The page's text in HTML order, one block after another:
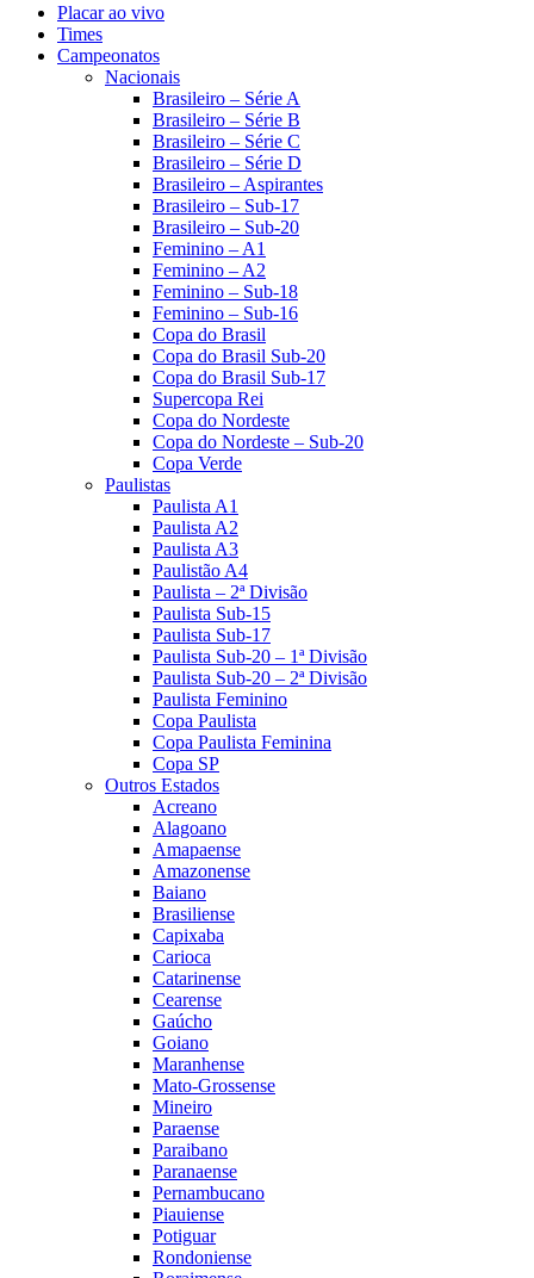
Placar ao vivo
Times
Campeonatos
Nacionais
Brasileiro – Série A
Brasileiro – Série B
Brasileiro – Série C
Brasileiro – Série D
Brasileiro – Aspirantes
Brasileiro – Sub-17
Brasileiro – Sub-20
Feminino – A1
Feminino – A2
Feminino – Sub-18
Feminino – Sub-16
Copa do Brasil
Copa do Brasil Sub-20
Copa do Brasil Sub-17
Supercopa Rei
Copa do Nordeste
Copa do Nordeste – Sub-20
Copa Verde
Paulistas
Paulista A1
Paulista A2
Paulista A3
Paulistão A4
Paulista – 2ª Divisão
Paulista Sub-15
Paulista Sub-17
Paulista Sub-20 – 1ª Divisão
Paulista Sub-20 – 2ª Divisão
Paulista Feminino
Copa Paulista
Copa Paulista Feminina
Copa SP
Outros Estados
Acreano
Alagoano
Amapaense
Amazonense
Baiano
Brasiliense
Capixaba
Carioca
Catarinense
Cearense
Gaúcho
Goiano
Maranhense
Mato-Grossense
Mineiro
Paraense
Paraibano
Paranaense
Pernambucano
Piauiense
Potiguar
Rondoniense